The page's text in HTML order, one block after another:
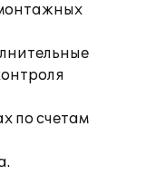
по счетам